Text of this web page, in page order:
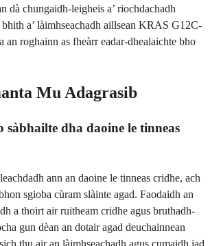
dà chungaidh-leigheis a’ riochdachadh
bhith a’ làimhseachadh aillsean KRAS G12C-
an roghainn as fheàrr eadar-dhealaichte bho
Mu Adagrasib
sàbhailte dha daoine le tinneas
ann an daoine le tinneas cridhe, ach
sgioba cùram slàinte agad. Faodaidh an
a thoirt air ruitheam cridhe agus bruthadh-
gun dèan an dotair agad deuchainnean
thu air an làimhseachadh agus cumaidh iad